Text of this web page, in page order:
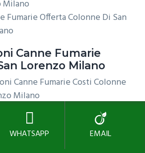
Milano
Fumarie Offerta Colonne Di San
Canne Fumarie
Lorenzo Milano
Canne Fumarie Costi Colonne
Milano
Canne Fumarie Prezzi Colonne
Milano
Canne Fumarie Preventivo
Lorenzo Milano
WHATSAPP EMAIL